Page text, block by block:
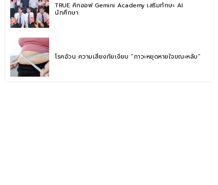
TRUE คิกออฟ Gemini Academy เสริมทักษะ AI
นักศึกษา
โรคอ้วน ความเสี่ยงภัยเงียบ “ภาวะหยุดหายใจขณะหลับ”